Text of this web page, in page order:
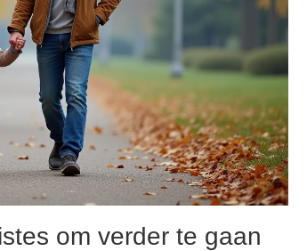
om verder te gaan